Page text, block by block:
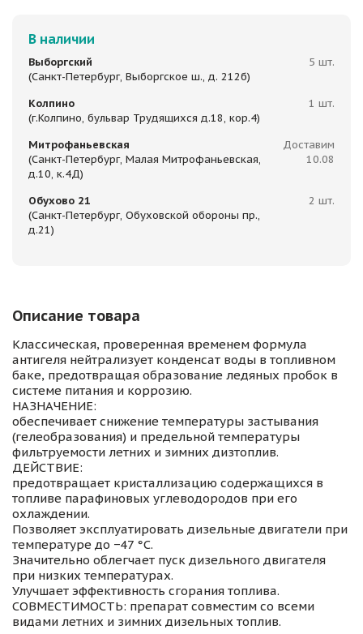
В наличии
Выборгский
(Санкт-Петербург, Выборгское ш., д. 212б)
5 шт.
Колпино
(г.Колпино, бульвар Трудящихся д.18, кор.4)
1 шт.
Митрофаньевская
(Санкт-Петербург, Малая Митрофаньевская,
д.10, к.4Д)
Доставим
10.08
Обухово 21
(Санкт-Петербург, Обуховской обороны пр.,
д.21)
2 шт.
Описание товара
Классическая, проверенная временем формула
антигеля нейтрализует конденсат воды в топливном
баке, предотвращая образование ледяных пробок в
системе питания и коррозию.
НАЗНАЧЕНИЕ:
обеспечивает снижение температуры застывания
(гелеобразования) и предельной температуры
фильтруемости летних и зимних дизтоплив.
ДЕЙСТВИЕ:
предотвращает кристаллизацию содержащихся в
топливе парафиновых углеводородов при его
охлаждении.
Позволяет эксплуатировать дизельные двигатели при
температуре до −47 °С.
Значительно облегчает пуск дизельного двигателя
при низких температурах.
Улучшает эффективность сгорания топлива.
СОВМЕСТИМОСТЬ: препарат совместим со всеми
видами летних и зимних дизельных топлив.